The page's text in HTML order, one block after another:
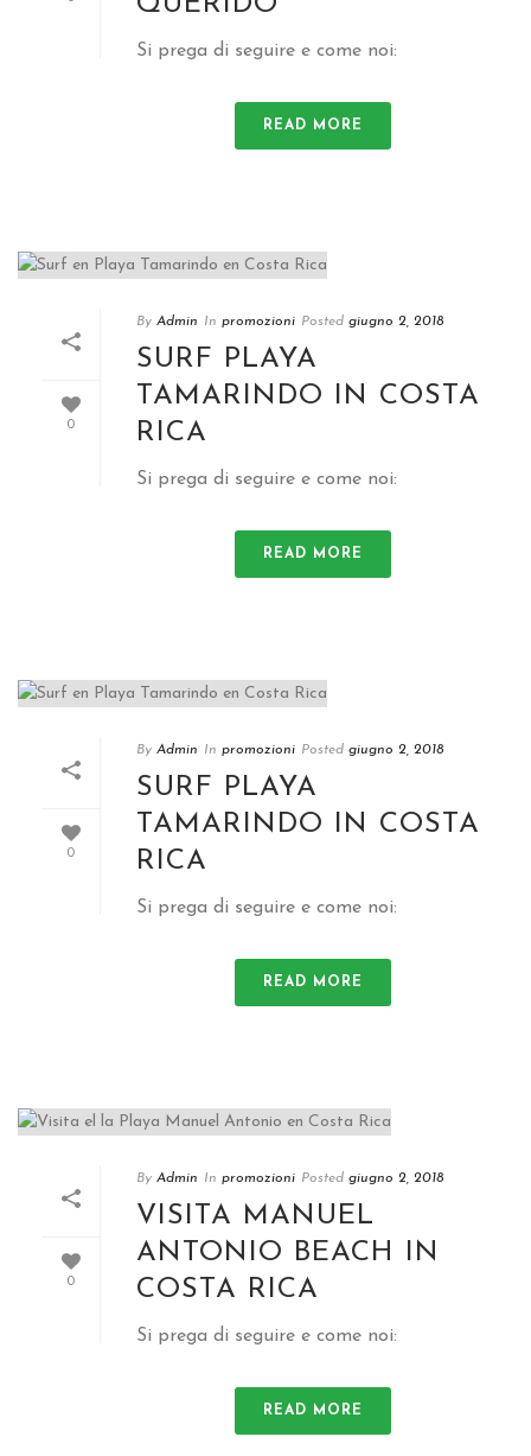
Si prega di seguire e come noi:
READ MORE
0
By Admin In promozioni Posted giugno 2, 2018
SURF PLAYA
TAMARINDO IN COSTA
RICA
Si prega di seguire e come noi:
READ MORE
0
By Admin In promozioni Posted giugno 2, 2018
SURF PLAYA
TAMARINDO IN COSTA
RICA
Si prega di seguire e come noi:
READ MORE
0
By Admin In promozioni Posted giugno 2, 2018
VISITA MANUEL
ANTONIO BEACH IN
COSTA RICA
Si prega di seguire e come noi:
READ MORE